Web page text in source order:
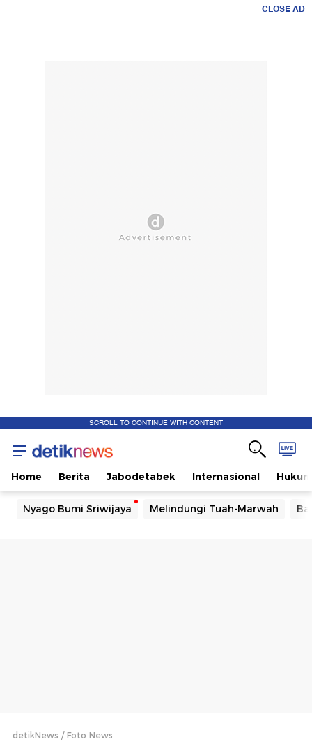
CLOSE AD
SCROLL TO CONTINUE WITH CONTENT
Home Berita Jabodetabek Internasional Hukum
Nyago Bumi Sriwijaya Melindungi Tuah-Marwah
detikNews Foto News